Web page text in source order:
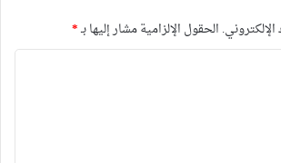
الحقول الإلزامية مشار إليها بـ*